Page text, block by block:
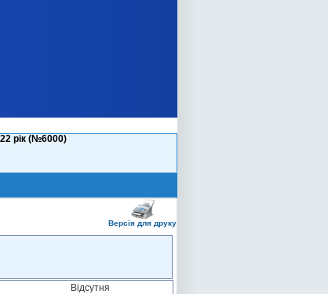
рік (№6000)
Версія для друку
Відсутня